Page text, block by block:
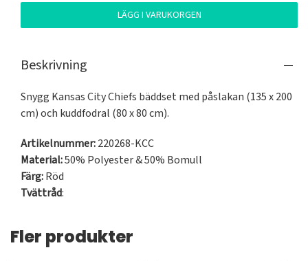
LÄGG I VARUKORGEN
Beskrivning
Snygg Kansas City Chiefs bäddset med påslakan (135 x 200
cm) och kuddfodral (80 x 80 cm).
Artikelnummer:220268-KCC
Material:50% Polyester & 50% Bomull
Färg:Röd
Tvättråd:
Fler produkter